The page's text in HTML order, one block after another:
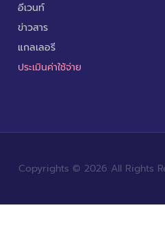
อีเวนท์
ข่าวสาร
แกลเลอรี
ประเมินค่าใช้จ่าย
Copyrights © 2026 All Rights